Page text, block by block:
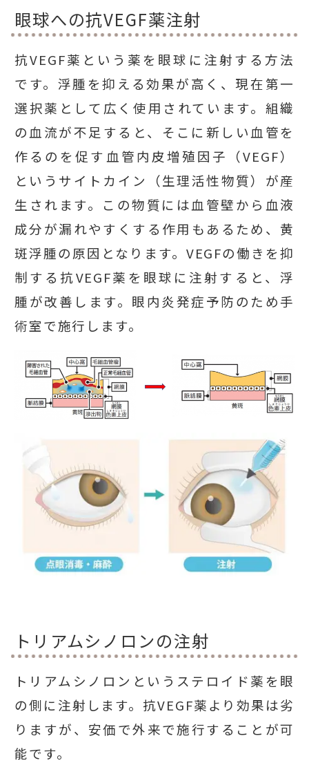
眼球への抗VEGF薬注射
抗VEGF薬という薬を眼球に注射する方法
です。浮腫を抑える効果が高く、現在第一
選択薬として広く使用されています。組織
の血流が不足すると、そこに新しい血管を
作るのを促す血管内皮増殖因子（VEGF）
というサイトカイン（生理活性物質）が産
生されます。この物質には血管壁から血液
成分が漏れやすくする作用もあるため、黄
斑浮腫の原因となります。VEGFの働きを抑
制する抗VEGF薬を眼球に注射すると、浮
腫が改善します。眼内炎発症予防のため手
術室で施行します。
トリアムシノロンの注射
トリアムシノロンというステロイド薬を眼
の側に注射します。抗VEGF薬より効果は劣
りますが、安価で外来で施行することが可
能です。